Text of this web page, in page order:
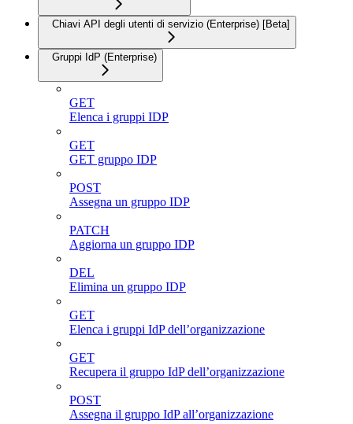
Chiavi API degli utenti di servizio (Enterprise) [Beta]
Gruppi IdP (Enterprise)
GET
Elenca i gruppi IDP
GET
GET gruppo IDP
POST
Assegna un gruppo IDP
PATCH
Aggiorna un gruppo IDP
DEL
Elimina un gruppo IDP
GET
Elenca i gruppi IdP dell’organizzazione
GET
Recupera il gruppo IdP dell’organizzazione
POST
Assegna il gruppo IdP all’organizzazione